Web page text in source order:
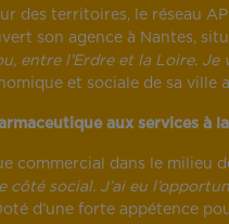
des territoires, le réseau
son agence à Nantes,
entre l’Erdre et la Loire.
et sociale de sa ville
aux services à
commercial dans le milieu
côté social. J’ai eu
d’une forte appétence